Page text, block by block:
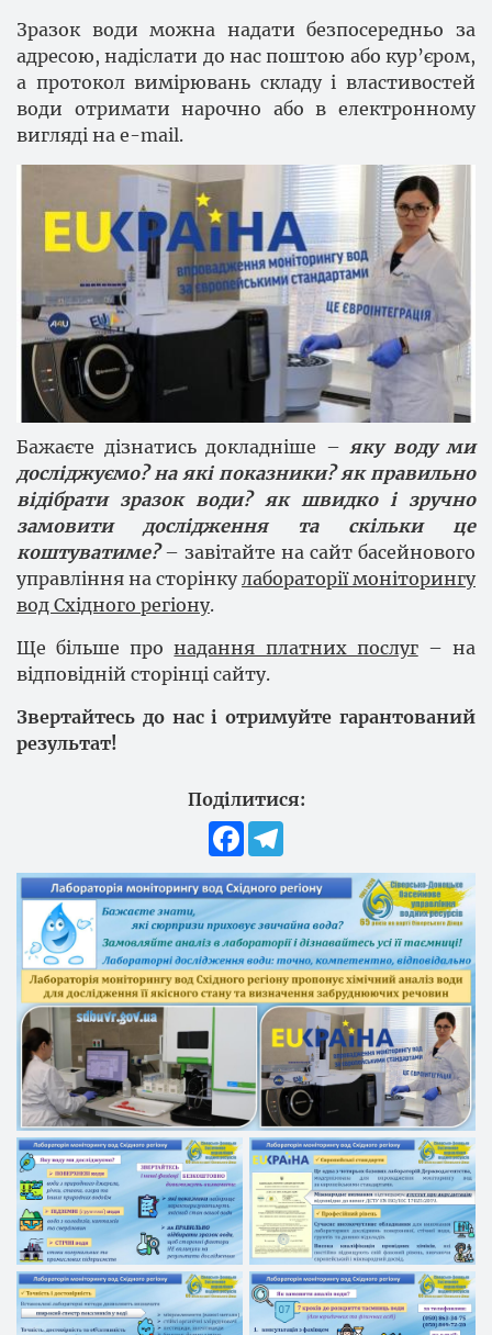
Зразок води можна надати безпосередньо за
адресою, надіслати до нас поштою або кур’єром,
а протокол вимірювань складу і властивостей
води отримати нарочно або в електронному
вигляді на e-mail.
Бажаєте дізнатись докладніше – яку воду ми
досліджуємо? на які показники? як правильно
відібрати зразок води? як швидко і зручно
замовити дослідження та скільки це
коштуватиме?– завітайте на сайт басейнового
управління на сторінкулабораторії моніторингу
вод Східного регіону.
Ще більше пронадання платних послуг– на
відповідній сторінці сайту.
Звертайтесь до нас і отримуйте гарантований
результат!
Поділитися:
Facebook